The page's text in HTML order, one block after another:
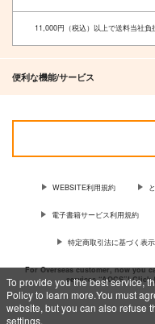
To provide you the best service,
Policy to learn more.You must
website, but you can also refuse
settings.
大和 プレイマット 翠
サンプル
作品詳細
紫電
須
11,000円（税込）以上で送料当社負
便利な機能/サービス
WEBSITE利用規約
電子書籍サービス利用規約
特定商取引法に基づく表示
For Overseas customer, now you
services “AOCS”!